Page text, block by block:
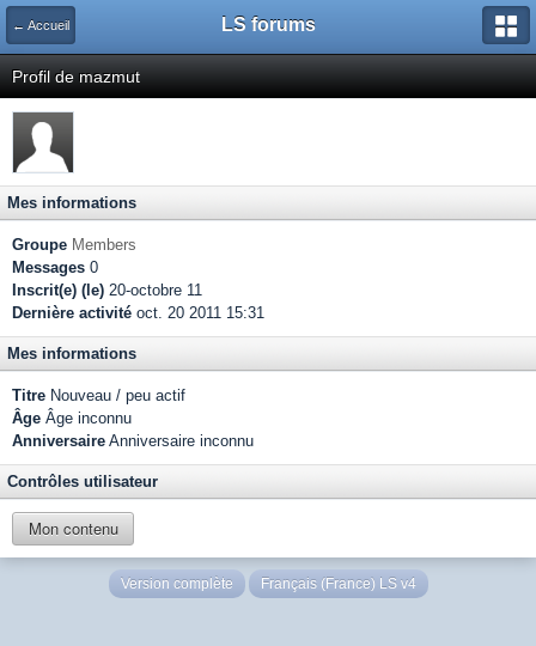
← Accueil LS forums
Profil de mazmut
Mes informations
Groupe Members
Messages 0
Inscrit(e) (le) 20-octobre 11
Dernière activité oct. 20 2011 15:31
Mes informations
Titre Nouveau / peu actif
Âge Âge inconnu
Anniversaire Anniversaire inconnu
Contrôles utilisateur
Mon contenu
Version complète Français (France) LS v4